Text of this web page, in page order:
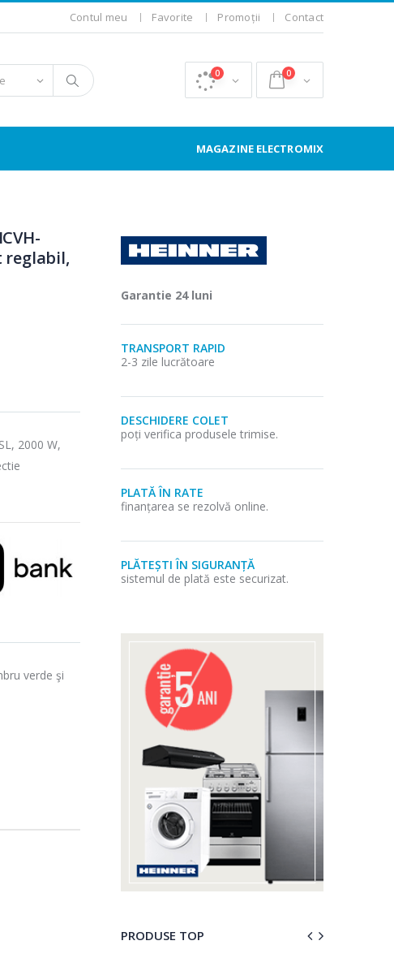
Contul meu Favorite Promoții Contact
0 0
MAGAZINE ELECTROMIX
reglabil,
2000 W,
verde şi
Garantie 24 luni
TRANSPORT RAPID
2-3 zile lucrătoare
DESCHIDERE COLET
poți verifica produsele trimise.
PLATĂ ÎN RATE
finanțarea se rezolvă online.
PLĂTEȘTI ÎN SIGURANȚĂ
sistemul de plată este securizat.
PRODUSE TOP